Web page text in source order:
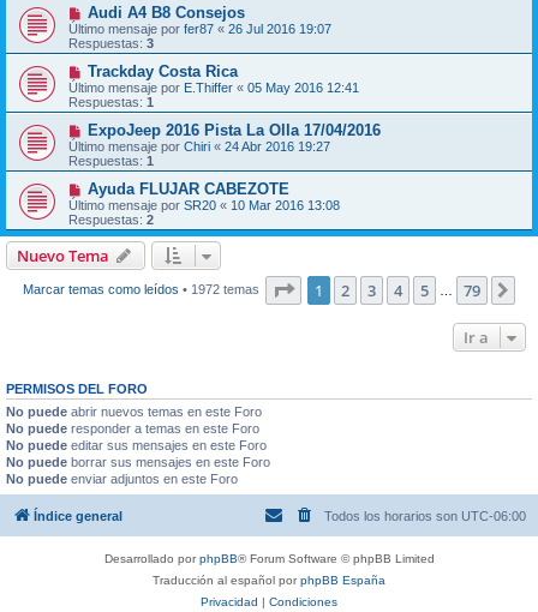
Audi A4 B8 Consejos
Último mensaje por fer87 « 26 Jul 2016 19:07
Respuestas: 3
Trackday Costa Rica
Último mensaje por E.Thiffer « 05 May 2016 12:41
Respuestas: 1
ExpoJeep 2016 Pista La Olla 17/04/2016
Último mensaje por Chiri « 24 Abr 2016 19:27
Respuestas: 1
Ayuda FLUJAR CABEZOTE
Último mensaje por SR20 « 10 Mar 2016 13:08
Respuestas: 2
Nuevo Tema
Marcar temas como leídos • 1972 temas Página de 79
1 2 3 4 5 79
Ir a
PERMISOS DEL FORO
No puede abrir nuevos temas en este Foro
No puede responder a temas en este Foro
No puede editar sus mensajes en este Foro
No puede borrar sus mensajes en este Foro
No puede enviar adjuntos en este Foro
Índice general Todos los horarios son UTC-06:00
Desarrollado porphpBB® Forum Software © phpBB Limited
Traducción al español porphpBB España
Privacidad | Condiciones